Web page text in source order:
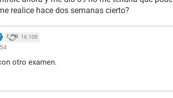
realice hace dos semanas cierto?
16.108
otro examen.